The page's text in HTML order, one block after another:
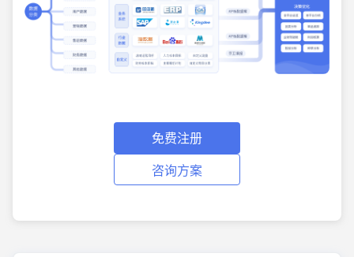
免费注册
咨询方案